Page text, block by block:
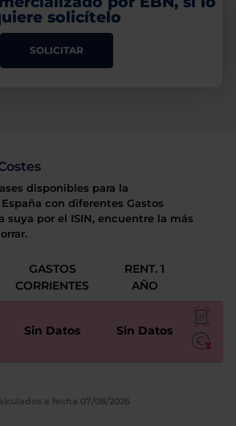
solicítelo
SOLICITAR
disponibles para la
con diferentes Gastos
suya por el ISIN, encuentre la más
GASTOS
CORRIENTES
RENT. 1
AÑO
Sin Datos Sin Datos
a fecha 07/08/2026